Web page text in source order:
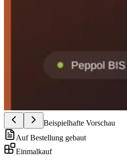
Beispielhafte Vorschau
Auf Bestellung gebaut
Einmalkauf